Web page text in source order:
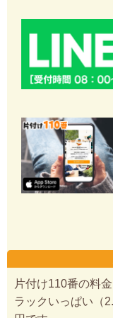
片付け110番の料
ラックいっぱい（